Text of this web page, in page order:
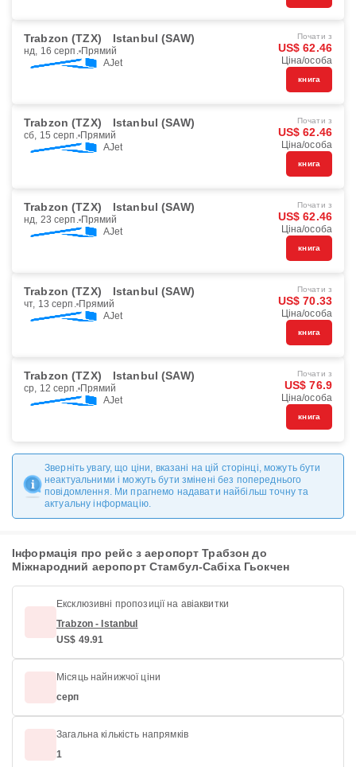
Trabzon (TZX) Istanbul (SAW)
нд, 16 серп. Прямий
AJet
Почати з
US$ 62.46
Ціна/особа
книга
Trabzon (TZX) Istanbul (SAW)
сб, 15 серп. Прямий
AJet
Почати з
US$ 62.46
Ціна/особа
книга
Trabzon (TZX) Istanbul (SAW)
нд, 23 серп. Прямий
AJet
Почати з
US$ 62.46
Ціна/особа
книга
Trabzon (TZX) Istanbul (SAW)
чт, 13 серп. Прямий
AJet
Почати з
US$ 70.33
Ціна/особа
книга
Trabzon (TZX) Istanbul (SAW)
ср, 12 серп. Прямий
AJet
Почати з
US$ 76.9
Ціна/особа
книга
Зверніть увагу, що ціни, вказані на цій сторінці, можуть бути
неактуальними і можуть бути змінені без попереднього
повідомлення. Ми прагнемо надавати найбільш точну та
актуальну інформацію.
Інформація про рейс з аеропорт Трабзон до
Міжнародний аеропорт Стамбул-Сабіха Гьокчен
Ексклюзивні пропозиції на авіаквитки
Trabzon - Istanbul
US$ 49.91
Місяць найнижчої ціни
серп
Загальна кількість напрямків
1